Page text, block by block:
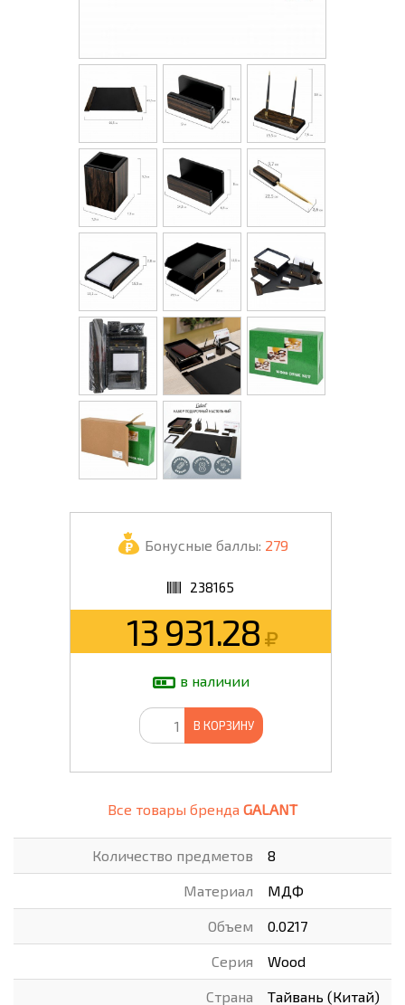
Бонусные баллы: 279
238165
13 931.28
в наличии
В КОРЗИНУ
Все товары бренда GALANT
Количество предметов 8
Материал МДФ
Объем 0.0217
Серия Wood
Страна Тайвань (Китай)